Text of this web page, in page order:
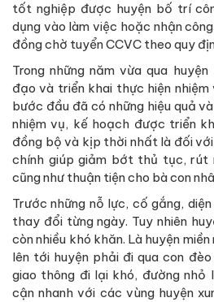
tốt nghiệp được huyện bố trí
dụng vào làm việc hoặc nhận
đồng chờ tuyển CCVC theo quy
Trong những năm vừa qua
đạo và triển khai thực hiện
bước đầu đã có những hiệu quả
nhiệm vụ, kế hoạch được triển
đồng bộ và kịp thời nhất là đối
chính giúp giảm bớt thủ tục, rút
cũng như thuận tiện cho bà con
Trước những nỗ lực, cố gắng,
thay đổi từng ngày. Tuy nhiên
còn nhiều khó khăn. Là huyện
lên tới huyện phải đi qua con
giao thông đi lại khó, đường nhỏ
cận nhanh với các vùng huyện